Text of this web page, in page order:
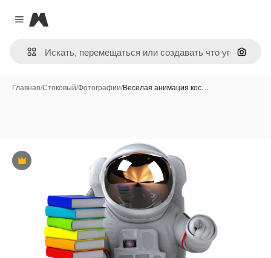
Close menu
Magnific
Поиск
Главная/Стоковый/Фотографии/Веселая анимация кос…
Премиум